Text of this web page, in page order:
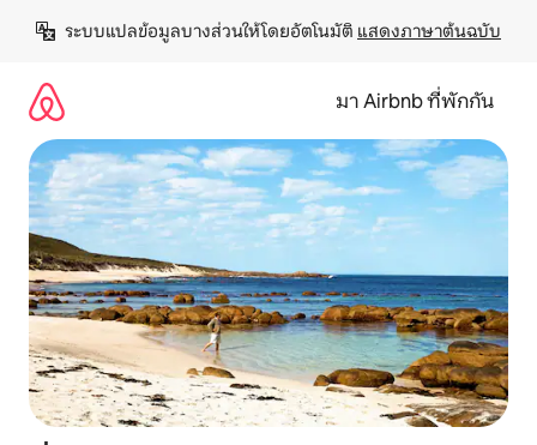
เนื้อหา
ระบบแปลข้อมูลบางส่วนให้โดยอัตโนมัติ แสดงภาษาต้นฉบับ
มา Airbnb ที่พักกัน